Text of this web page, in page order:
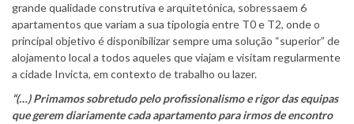
grande qualidade construtiva e arquitetónica, sobressaem 6
apartamentos que variam a sua tipologia entre T0 e T2, onde o
principal objetivo é disponibilizar sempre uma solução “superior” de
alojamento local a todos aqueles que viajam e visitam regularmente
a cidade Invicta, em contexto de trabalho ou lazer.
“(…) Primamos sobretudo pelo profissionalismo e rigor das equipas
que gerem diariamente cada apartamento para irmos de encontro